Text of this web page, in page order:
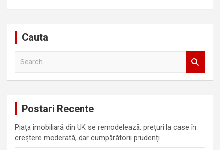
Cauta
Postari Recente
Piața imobiliară din UK se remodelează: prețuri la case în
creștere moderată, dar cumpărătorii prudenți